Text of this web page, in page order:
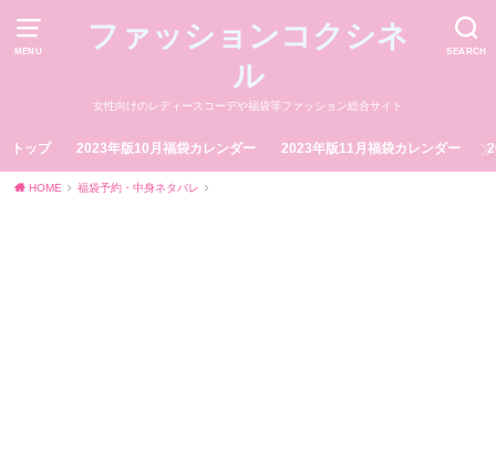
MENU SEARCH
ファッションコクシネ
ル
女性向けのレディースコーデや福袋等ファッション総合サイト
トップ 2023年版10月福袋カレンダー 2023年版11月福袋カレンダー
HOME 福袋予約・中身ネタバレ